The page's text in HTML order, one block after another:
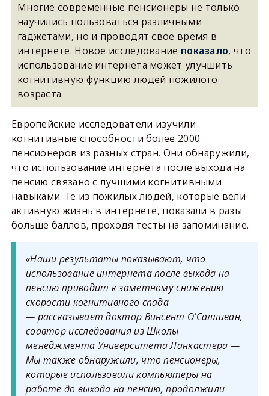
Многие современные пенсионеры не только
научились пользоваться различными
гаджетами, но и проводят свое время в
интернете. Новое исследование показало, что
использование интернета может улучшить
когнитивную функцию людей пожилого
возраста.
Европейские исследователи изучили
когнитивные способности более 2000
пенсионеров из разных стран. Они обнаружили,
что использование интернета после выхода на
пенсию связано с лучшими когнитивными
навыками. Те из пожилых людей, которые вели
активную жизнь в интернете, показали в разы
больше баллов, проходя тесты на запоминание.
«Наши результаты показывают, что
использование интернета после выхода на
пенсию приводит к заметному снижению
скорости когнитивного спада
— рассказывает доктор Винсент О’Салливан,
соавтор исследования из Школы
менеджмента Университета Ланкастера —
Мы также обнаружили, что пенсионеры,
которые использовали компьютеры на
работе до выхода на пенсию, продолжили